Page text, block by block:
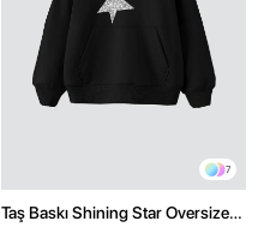
7
Taş Baskı Shining Star Oversize